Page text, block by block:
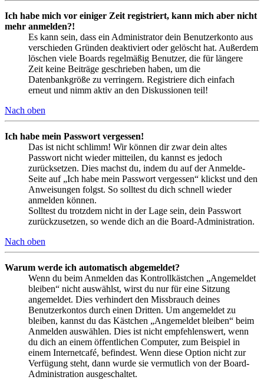
Ich habe mich vor einiger Zeit registriert, kann mich aber nicht
mehr anmelden?!
Es kann sein, dass ein Administrator dein Benutzerkonto aus
verschieden Gründen deaktiviert oder gelöscht hat. Außerdem
löschen viele Boards regelmäßig Benutzer, die für längere
Zeit keine Beiträge geschrieben haben, um die
Datenbankgröße zu verringern. Registriere dich einfach
erneut und nimm aktiv an den Diskussionen teil!
Nach oben
Ich habe mein Passwort vergessen!
Das ist nicht schlimm! Wir können dir zwar dein altes
Passwort nicht wieder mitteilen, du kannst es jedoch
zurücksetzen. Dies machst du, indem du auf der Anmelde-
Seite auf „Ich habe mein Passwort vergessen“ klickst und den
Anweisungen folgst. So solltest du dich schnell wieder
anmelden können.
Solltest du trotzdem nicht in der Lage sein, dein Passwort
zurückzusetzen, so wende dich an die Board-Administration.
Nach oben
Warum werde ich automatisch abgemeldet?
Wenn du beim Anmelden das Kontrollkästchen „Angemeldet
bleiben“ nicht auswählst, wirst du nur für eine Sitzung
angemeldet. Dies verhindert den Missbrauch deines
Benutzerkontos durch einen Dritten. Um angemeldet zu
bleiben, kannst du das Kästchen „Angemeldet bleiben“ beim
Anmelden auswählen. Dies ist nicht empfehlenswert, wenn
du dich an einem öffentlichen Computer, zum Beispiel in
einem Internetcafé, befindest. Wenn diese Option nicht zur
Verfügung steht, dann wurde sie vermutlich von der Board-
Administration ausgeschaltet.